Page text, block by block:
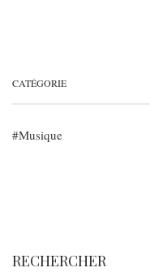
CATÉGORIE
Musique
RECHERCHER